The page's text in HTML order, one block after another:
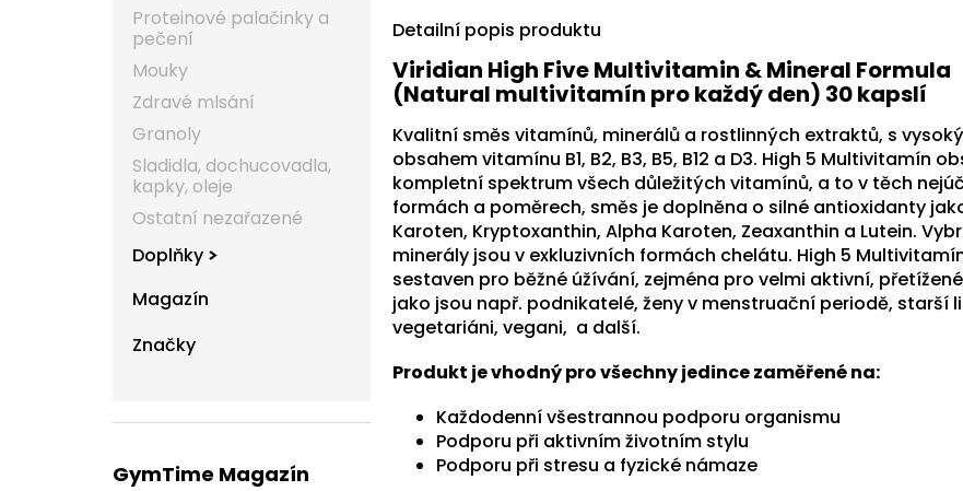
Proteinové palačinky a
pečení
Mouky
Zdravé mlsání
Granoly
Sladidla, dochucovadla,
kapky, oleje
Ostatní nezařazené
Doplňky
Magazín
Značky
GymTime Magazín
Detailní popis produktu
Viridian High Five Multivitamin & Mineral Formula
(Natural multivitamín pro každý den) 30 kapslí
Kvalitní směs vitamínů, minerálů a rostlinných extraktů, s
obsahem vitamínu B1, B2, B3, B5, B12 a D3. High 5 Multivitamín
kompletní spektrum všech důležitých vitamínů, a to v těch
formách a poměrech, směs je doplněna o silné antioxidanty
Karoten, Kryptoxanthin, Alpha Karoten, Zeaxanthin a Lutein.
minerály jsou v exkluzivních formách chelátu. High 5
sestaven pro běžné úžívání, zejména pro velmi aktivní,
jako jsou např. podnikatelé, ženy v menstruační periodě, starší
vegetariáni, vegani, a další.
Produkt je vhodný pro všechny jedince zaměřené na:
Každodenní všestrannou podporu organismu
Podporu při aktivním životním stylu
Podporu při stresu a fyzické námaze